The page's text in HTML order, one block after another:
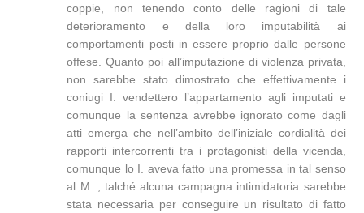
coppie, non tenendo conto delle ragioni di tale
deterioramento e della loro imputabilità ai
comportamenti posti in essere proprio dalle persone
offese. Quanto poi all’imputazione di violenza privata,
non sarebbe stato dimostrato che effettivamente i
coniugi I. vendettero l’appartamento agli imputati e
comunque la sentenza avrebbe ignorato come dagli
atti emerga che nell’ambito dell’iniziale cordialità dei
rapporti intercorrenti tra i protagonisti della vicenda,
comunque lo I. aveva fatto una promessa in tal senso
al M. , talché alcuna campagna intimidatoria sarebbe
stata necessaria per conseguire un risultato di fatto